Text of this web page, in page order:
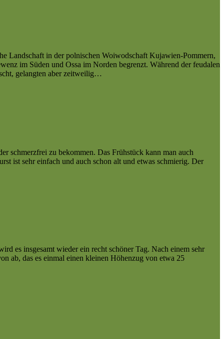
Landschaft in der polnischen Woiwodschaft Kujawien-Pommern,
im Süden und Ossa im Norden begrenzt. Während der feudalen
gelangten aber zeitweilig…
schmerzfrei zu bekommen. Das Frühstück kann man auch
ist sehr einfach und auch schon alt und etwas schmierig. Der
es insgesamt wieder ein recht schöner Tag. Nach einem sehr
ab, das es einmal einen kleinen Höhenzug von etwa 25